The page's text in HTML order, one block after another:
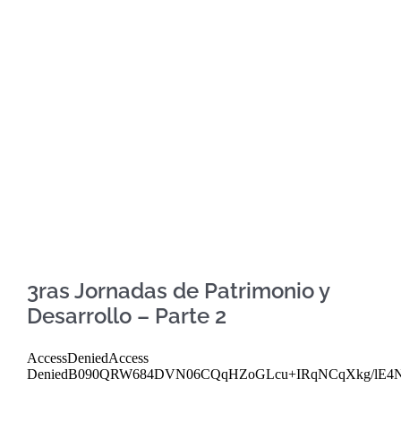
3ras Jornadas de Patrimonio y
Desarrollo – Parte 2